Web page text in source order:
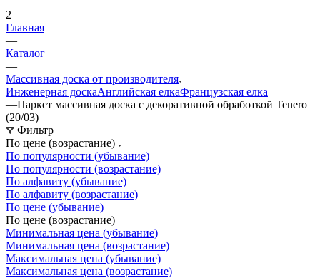
2
Главная
—
Каталог
—
Массивная доска от производителя
Инженерная доскаАнглийская елкаФранцузская елка
—Паркет массивная доска с декоративной обработкой Tenero
(20/03)
Фильтр
По цене (возрастание)
По популярности (убывание)
По популярности (возрастание)
По алфавиту (убывание)
По алфавиту (возрастание)
По цене (убывание)
По цене (возрастание)
Минимальная цена (убывание)
Минимальная цена (возрастание)
Максимальная цена (убывание)
Максимальная цена (возрастание)